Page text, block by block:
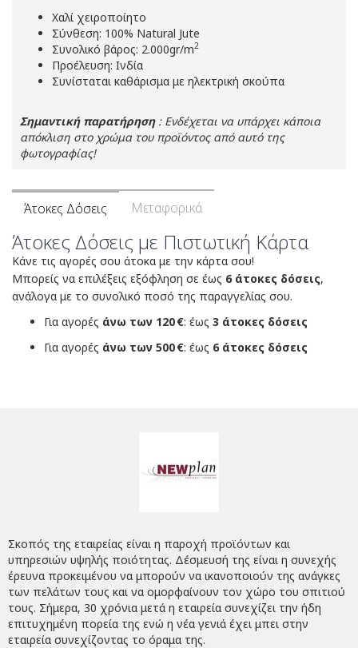
Χαλί χειροποίητο
Σύνθεση: 100% Natural Jute
Συνολικό βάρος: 2.000gr/m2
Προέλευση: Ινδία
Συνίσταται καθάρισμα με ηλεκτρική σκούπα
Σημαντική παρατήρηση: Ενδέχεται να υπάρχει κάποια
απόκλιση στο χρώμα του προϊόντος από αυτό της
φωτογραφίας!
Άτοκες Δόσεις Μεταφορικά
Άτοκες Δόσεις με Πιστωτική Κάρτα
Κάνε τις αγορές σου άτοκα με την κάρτα σου!
Μπορείς να επιλέξεις εξόφληση σε έως 6 άτοκες δόσεις,
ανάλογα με το συνολικό ποσό της παραγγελίας σου.
Για αγορές άνω των 120 €: έως 3 άτοκες δόσεις
Για αγορές άνω των 500 €: έως 6 άτοκες δόσεις
Σκοπός της εταιρείας είναι η παροχή προϊόντων και
υπηρεσιών υψηλής ποιότητας. Δέσμευσή της είναι η συνεχής
έρευνα προκειμένου να μπορούν να ικανοποιούν της ανάγκες
των πελάτων τους και να ομορφαίνουν τον χώρο του σπιτιού
τους. Σήμερα, 30 χρόνια μετά η εταιρεία συνεχίζει την ήδη
επιτυχημένη πορεία της ενώ η νέα γενιά έχει μπει στην
εταιρεία συνεχίζοντας το όραμα της.